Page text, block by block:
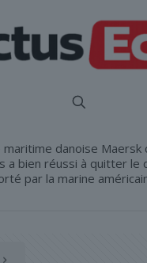
maritime danoise Maersk
a bien réussi à quitter le
par la marine